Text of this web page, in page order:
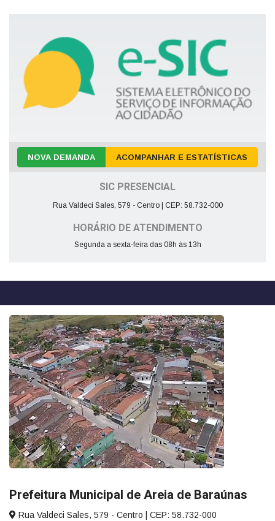
NOVA DEMANDA ACOMPANHAR E ESTATÍSTICAS
SIC PRESENCIAL
Rua Valdeci Sales, 579 - Centro | CEP: 58.732-000
HORÁRIO DE ATENDIMENTO
Segunda a sexta-feira das 08h às 13h
Prefeitura Municipal de Areia de Baraúnas
Rua Valdeci Sales, 579 - Centro | CEP: 58.732-000